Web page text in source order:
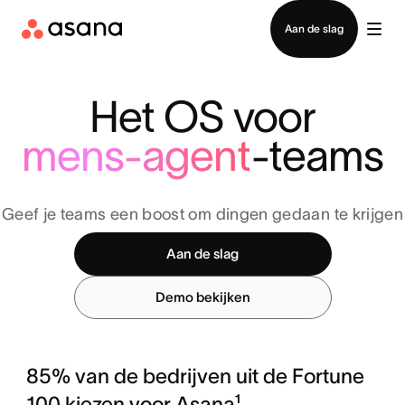
Aan de slag
Contact opnemen met verkoop
Het OS voor
mens-agent-teams
Geef je teams een boost om dingen gedaan te krijgen
Aan de slag
Demo bekijken
85% van de bedrijven uit de Fortune